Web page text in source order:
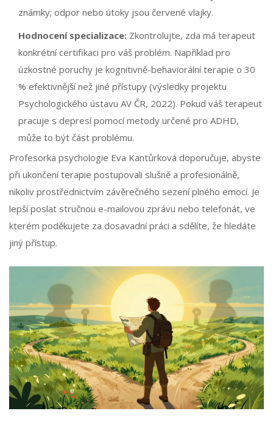
známky; odpor nebo útoky jsou červené vlajky.
Hodnocení specializace: Zkontrolujte, zda má terapeut
konkrétní certifikaci pro váš problém. Například pro
úzkostné poruchy je kognitivně-behaviorální terapie o 30
% efektivnější než jiné přístupy (výsledky projektu
Psychologického ústavu AV ČR, 2022). Pokud váš terapeut
pracuje s depresí pomocí metody určené pro ADHD,
může to být část problému.
Profesorka psychologie Eva Kantůrková doporučuje, abyste
při ukončení terapie postupovali slušně a profesionálně,
nikoliv prostřednictvím závěrečného sezení plného emocí. Je
lepší poslat stručnou e-mailovou zprávu nebo telefonát, ve
kterém poděkujete za dosavadní práci a sdělíte, že hledáte
jiný přístup.